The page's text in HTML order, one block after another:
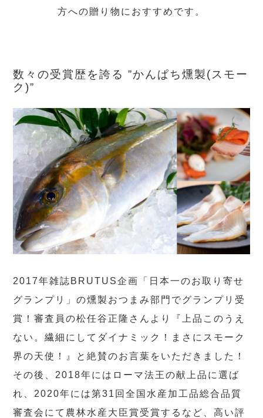
方への贈り物におすすめです。
数々の受賞歴を誇る ”かんぱち燻製(スモー
ク)”
2017年雑誌BRUTUS企画「日本一のお取り寄せ
グランプリ」の燻製おつまみ部門でグランプリ受
賞！審査員の松任谷正隆さんより『上品このうえ
ない。繊細にしてダイナミック！まさにスモーク
界の天使！』と絶賛のお言葉をいただきました！
その後、2018年にはローマ法王の献上品に選ば
れ、2020年には第31回全国水産加工品総合品質
審査会にて農林水産大臣賞受賞するなど、高い評